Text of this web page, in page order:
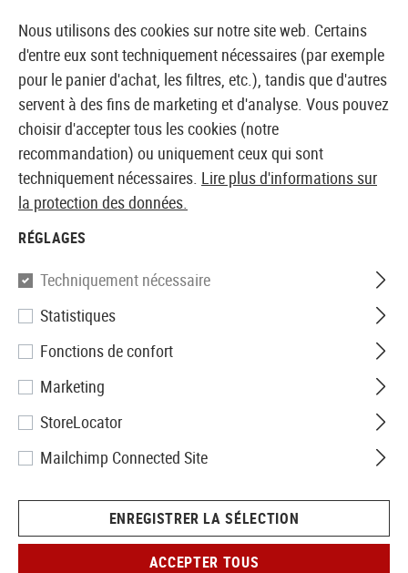
BOUTIQUE ET GROSSISTE EUROPÉEN AIRSOFT
Accueil Accessoires d'Airsoft Chargeurs AEG
Tokyo Marui
Magazine M14 Hicap 440rds
Nous utilisons des cookies sur notre site web. Certains
d'entre eux sont techniquement nécessaires (par exemple
pour le panier d'achat, les filtres, etc.), tandis que d'autres
servent à des fins de marketing et d'analyse. Vous pouvez
choisir d'accepter tous les cookies (notre
recommandation) ou uniquement ceux qui sont
techniquement nécessaires. Lire plus d'informations sur
la protection des données.
RÉGLAGES
Techniquement nécessaire
Statistiques
Fonctions de confort
Marketing
StoreLocator
Mailchimp Connected Site
ENREGISTRER LA SÉLECTION
ACCEPTER TOUS